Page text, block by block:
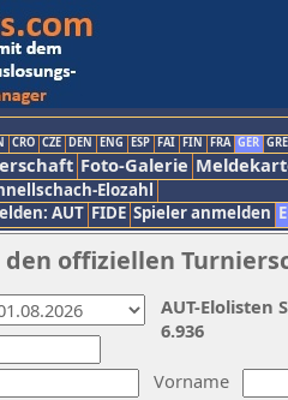
CRO CZE DEN ENG ESP FAI FIN FRA GER GRE
Foto-Galerie
Elozahl
AUT FIDE Spieler anmelden
offiziellen
Vorname
AUT-Elolisten
6.936